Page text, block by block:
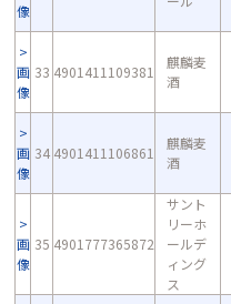
像
画
像
33 4901411109381
麒麟麦
酒
画
像
34 4901411106861
麒麟麦
酒
画
像
35 4901777365872
サント
リーホ
ールデ
ィング
ス